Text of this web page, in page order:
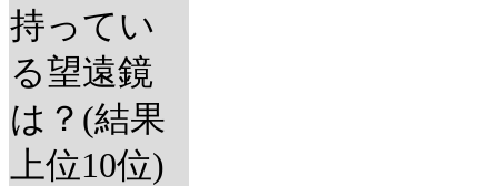
持ってい
る望遠鏡
は？(結果
上位10位)